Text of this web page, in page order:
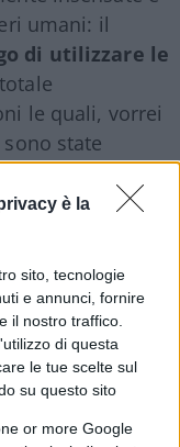
è la
sito, tecnologie
e annunci, fornire
il nostro traffico.
di questa
le tue scelte sul
su questo sito
or more Google
umani: il
di utilizzare le
le quali, vorrei
state
Italia.
più da
restrizioni,
una